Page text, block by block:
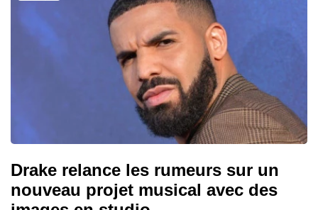
Drake relance les rumeurs sur un
nouveau projet musical avec des